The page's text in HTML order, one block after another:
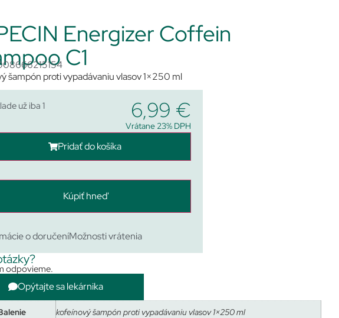
Energizer Coffein
C1
šampón proti vypadávaniu vlasov 1×250 ml
už iba 1 6,99 €
Vrátane 23% DPH
Pridať do košíka
Kúpiť hneď
o doručeníMožnosti vrátenia
odpovieme.
Opýtajte sa lekárnika
kofeínový šampón proti vypadávaniu vlasov 1×250 ml